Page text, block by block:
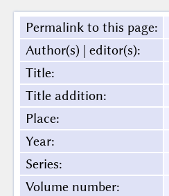
Permalink to this page:
Author(s) | editor(s):
Title:
Title addition:
Place:
Year:
Series:
Volume number: